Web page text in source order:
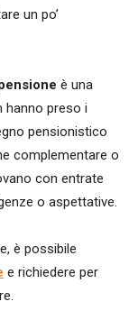
un po’
è una
hanno preso i
pensionistico
complementare o
con entrate
o aspettative.
è possibile
e richiedere per